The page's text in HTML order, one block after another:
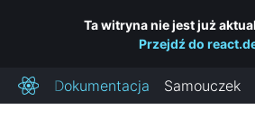
Ta witryna nie jest już
Przejdź do
ReactDokumentacja Samouczek